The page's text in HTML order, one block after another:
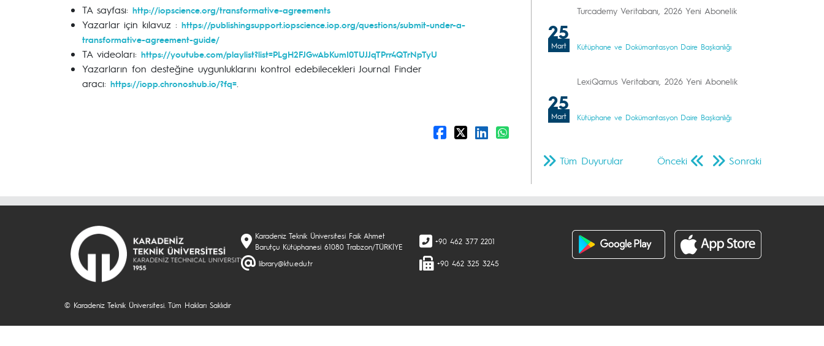
TA sayfası: http://iopscience.org/transformative-agreements
Yazarlar için kılavuz : https://publishingsupport.iopscience.iop.org/questions/submit-under-a-
transformative-agreement-guide/
TA videoları: https://youtube.com/playlist?list=PLgH2FJGwAbKumI0TUJJqTPrr4QTrNpTyU
Yazarların fon desteğine uygunluklarını kontrol edebilecekleri Journal Finder
aracı: https://iopp.chronoshub.io/?fq=
25
Mart
Turcademy Veritabanı, 2026 Yeni Abonelik
Kütüphane ve Dokümantasyon Daire Başkanlığı
25
Mart
LexiQamus Veritabanı, 2026 Yeni Abonelik
Kütüphane ve Dokümantasyon Daire Başkanlığı
Önceki Sonraki
Tüm Duyurular
Karadeniz Teknik Üniversitesi Faik Ahmet
Barutçu Kütüphanesi 61080 Trabzon/TÜRKİYE
library@ktu.edu.tr
+90 462 377 2201
+90 462 325 3245
© Karadeniz Teknik Üniversitesi. Tüm Hakları Saklıdır